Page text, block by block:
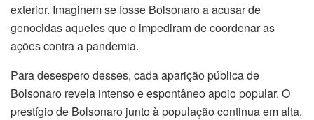
exterior. Imaginem se fosse Bolsonaro a acusar de
genocidas aqueles que o impediram de coordenar as
ações contra a pandemia.
Para desespero desses, cada aparição pública de
Bolsonaro revela intenso e espontâneo apoio popular. O
prestígio de Bolsonaro junto à população continua em alta,